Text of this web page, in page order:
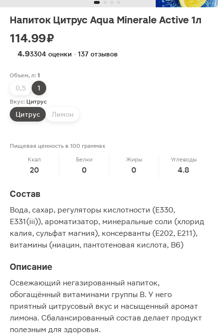
Напиток Цитрус Aqua Minerale Active 1л
114.99 ₽
4.93304 оценки · 137 отзывов
Объем, л: 1
0,5 1
Вкус: Цитрус
Цитрус Лимон
Пищевая ценность в 100 граммах
Ккал
20
Белки
0
Жиры
0
Углеводы
4.8
Состав
Вода, сахар, регуляторы кислотности (Е330,
E331(iii)), ароматизатор, минеральные соли (хлорид
калия, сульфат магния), консерванты (Е202, Е211),
витамины (ниацин, пантотеновая кислота, В6)
Описание
Освежающий негазированный напиток,
обогащённый витаминами группы В. У него
приятный цитрусовый вкус и насыщенный аромат
лимона. Сбалансированный состав делает продукт
полезным для здоровья.